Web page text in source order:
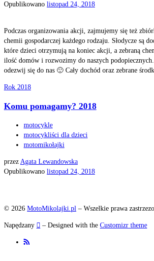
Opublikowano listopad 24, 2018
Podczas organizowania akcji, zajmujemy się też
chemii gospodarczej każdego rodzaju. Słodycze są
które dzieci otrzymują na koniec akcji, a zebraną
ilość domów i rozwozimy do naszych
odezwij się do nas 🙂 Cały dochód oraz zebrane
Rok 2018
Komu pomagamy? 2018
motocykle
motocykliści dla dzieci
motomikołajki
przez Agata Lewandowska
Opublikowano listopad 24, 2018
© 2026 MotoMikolajki.pl – Wszelkie prawa
Napędzany – Designed with the Customizr theme